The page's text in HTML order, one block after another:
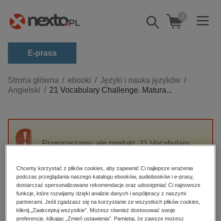
Pokaż/schowaj
wyszukiwarkę
0
E-prasa
Kategorie
Zobacz wszystkie E-prasa
budownictwo, aranżacja wnętrz
darmowe wydania
edukacja
hobby, sport, rozrywka
komputery, internet, technologie, informatyka
Strona główna ebooki
Języki i nauka języków
Angielski
21 Vocabulary Challenge. Matura...
Przepraszamy, ale produkt „21 Vocabulary
High-contrast mode
Polecane
Chcemy korzystać z plików cookies, aby zapewnić Ci najlepsze wrażenia
podczas przeglądania naszego katalogu ebooków, audiobooków i e-prasy,
dostarczać spersonalizowane rekomendacje oraz udostępniać Ci najnowsze
funkcje, które rozwijamy dzięki analizie danych i współpracy z naszymi
partnerami. Jeśli zgadzasz się na korzystanie ze wszystkich plików cookies,
kliknij „Zaakceptuj wszystkie”. Możesz również dostosować swoje
preferencje, klikając „Zmień ustawienia”. Pamiętaj, że zawsze możesz